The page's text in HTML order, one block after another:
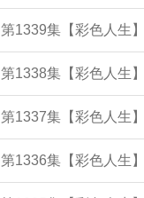
第1339集【彩色人生
第1338集【彩色人生
第1337集【彩色人生
第1336集【彩色人生